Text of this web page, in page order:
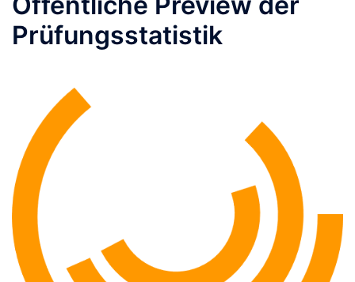
Prüfungsstatistik